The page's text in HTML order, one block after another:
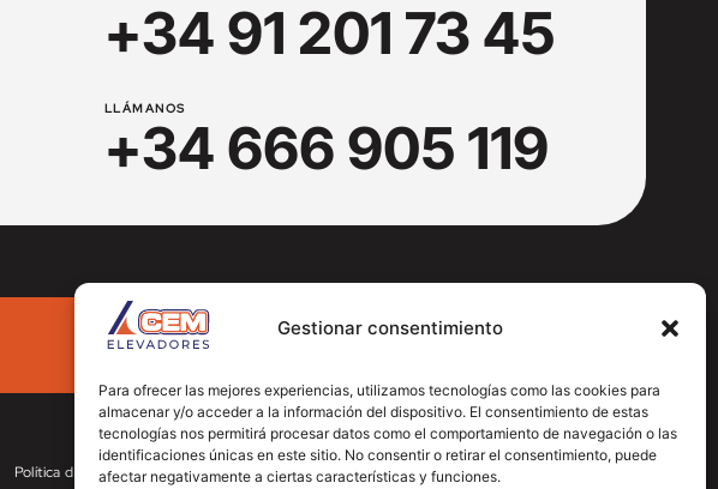
Gestionar consentimiento
Para ofrecer las mejores experiencias, utilizamos tecnologías como las cookies para
almacenar y/o acceder a la información del dispositivo. El consentimiento de estas
tecnologías nos permitirá procesar datos como el comportamiento de navegación o las
identificaciones únicas en este sitio. No consentir o retirar el consentimiento, puede
afectar negativamente a ciertas características y funciones.
+34 91 201 73 45
LLÁMANOS
+34 666 905 119
Política de Cookies